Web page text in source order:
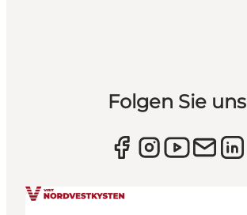
Folgen Sie uns